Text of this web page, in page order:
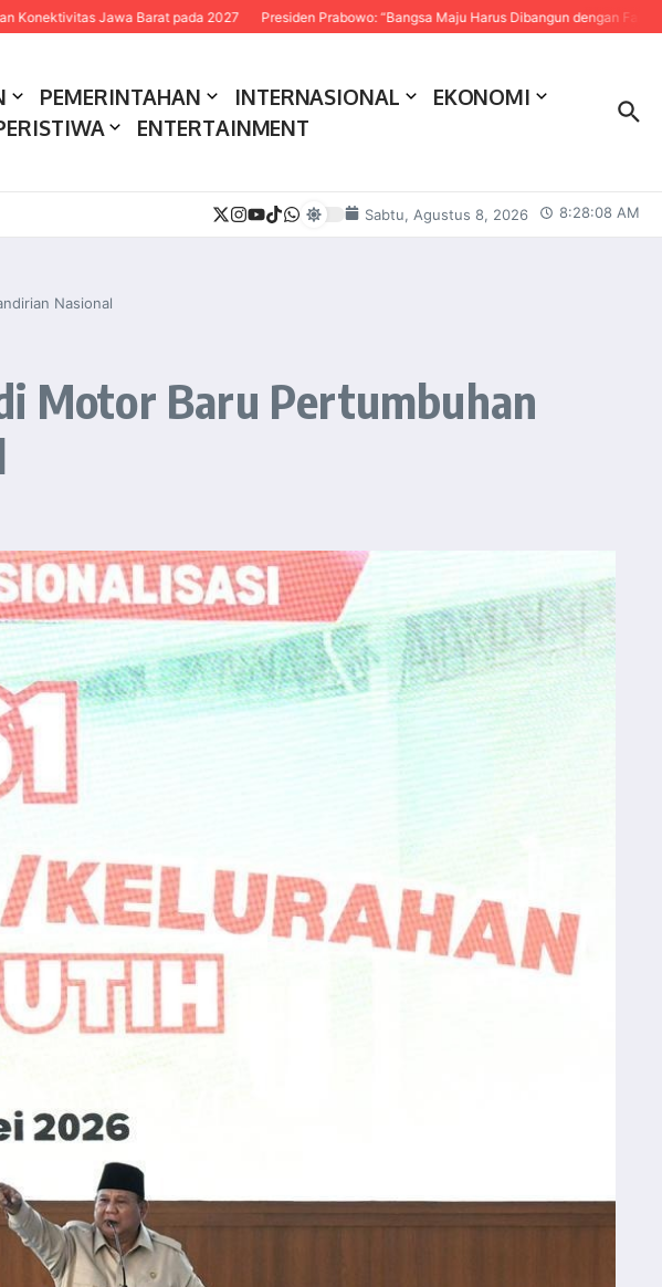
Jawa Barat pada 2027 Presiden Prabowo: “Bangsa Maju Harus Dibangun dengan Fakta dan Sains”
PEMERINTAHAN INTERNASIONAL
EKONOMI
ENTERTAINMENT
Sabtu, Agustus 8, 2026 8:28:09 AM
Nasional
Motor Baru Pertumbuhan